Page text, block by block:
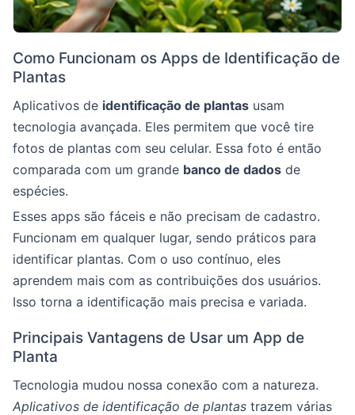
Como Funcionam os Apps de Identificação de
Plantas
Aplicativos de identificação de plantas usam
tecnologia avançada. Eles permitem que você tire
fotos de plantas com seu celular. Essa foto é então
comparada com um grande banco de dados de
espécies.
Esses apps são fáceis e não precisam de cadastro.
Funcionam em qualquer lugar, sendo práticos para
identificar plantas. Com o uso contínuo, eles
aprendem mais com as contribuições dos usuários.
Isso torna a identificação mais precisa e variada.
Principais Vantagens de Usar um App de
Planta
Tecnologia mudou nossa conexão com a natureza.
Aplicativos de identificação de plantas trazem várias